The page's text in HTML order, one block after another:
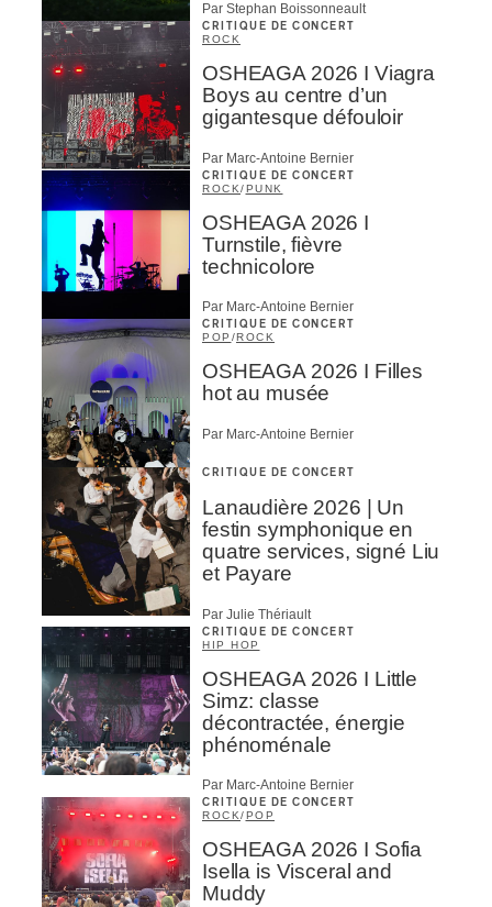
Par Stephan Boissonneault
CRITIQUE DE CONCERT
ROCK
OSHEAGA 2026 I Viagra
Boys au centre d’un
gigantesque défouloir
Par Marc-Antoine Bernier
CRITIQUE DE CONCERT
ROCK/PUNK
OSHEAGA 2026 I
Turnstile, fièvre
technicolore
Par Marc-Antoine Bernier
CRITIQUE DE CONCERT
POP /ROCK
OSHEAGA 2026 I Filles
hot au musée
Par Marc-Antoine Bernier
CRITIQUE DE CONCERT
Lanaudière 2026 | Un
festin symphonique en
quatre services, signé Liu
et Payare
Par Julie Thériault
CRITIQUE DE CONCERT
HIP HOP
OSHEAGA 2026 I Little
Simz: classe
décontractée, énergie
phénoménale
Par Marc-Antoine Bernier
CRITIQUE DE CONCERT
ROCK/POP
OSHEAGA 2026 I Sofia
Isella is Visceral and
Muddy